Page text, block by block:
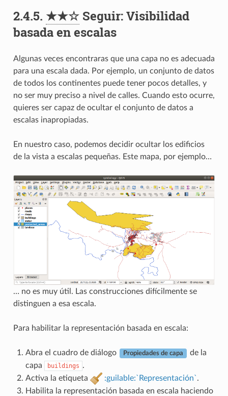
2.4.5. ★★☆Seguir: Visibilidad
basada en escalas
Algunas veces encontraras que una capa no es adecuada
para una escala dada. Por ejemplo, un conjunto de datos
de todos los continentes puede tener pocos detalles, y
no ser muy preciso a nivel de calles. Cuando esto ocurre,
quieres ser capaz de ocultar el conjunto de datos a
escalas inapropiadas.
En nuestro caso, podemos decidir ocultar los edificios
de la vista a escalas pequeñas. Este mapa, por ejemplo…
… no es muy útil. Las construcciones difícilmente se
distinguen a esa escala.
Para habilitar la representación basada en escala:
Abra el cuadro de diálogo Propiedades de capa
de la
capa
buildings .
Activa la etiqueta
:guilable:`Representación`.
Habilita la representación basada en escala haciendo